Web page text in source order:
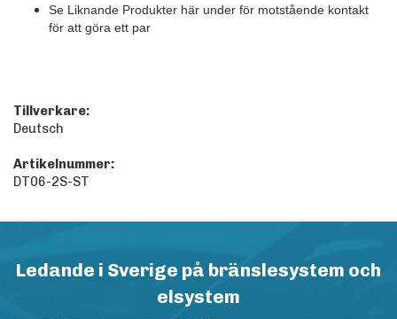
Se Liknande Produkter här under för motstående kontakt
för att göra ett par
Tillverkare:
Deutsch
Artikelnummer:
DT06-2S-ST
Ledande i Sverige på bränslesystem och
elsystem